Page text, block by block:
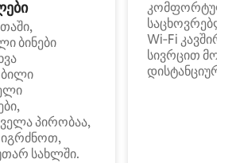
ბინები
პირობაა,
იგრძნოთ,
სახლში.
კომფორტული
Wi‑Fi
სივრცით
დისტანციური